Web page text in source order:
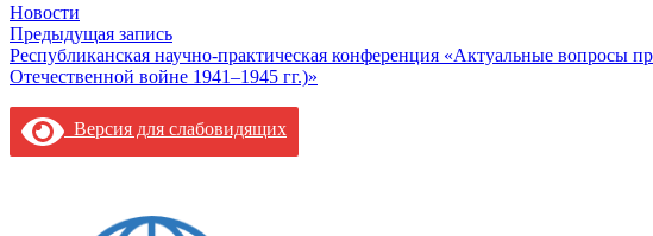
Новости
Навигация
по
записям
Предыдущая запись
Республиканская научно-практическая конференция «Актуальные
Отечественной войне 1941–1945 гг.)»
Версия для слабовидящих